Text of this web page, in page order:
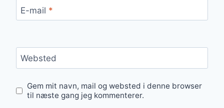
E-mail *
Websted
Gem mit navn, mail og websted i denne browser
til næste gang jeg kommenterer.